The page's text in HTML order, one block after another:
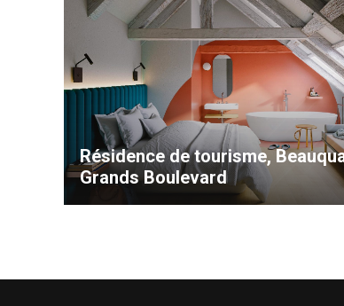
Résidence de tourisme,
Grands Boulevard